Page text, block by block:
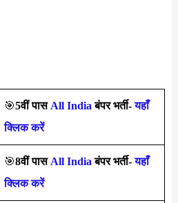
🎯5वीं पास All India बंपर भर्ती- यहाँ
क्लिक करें
🎯8वीं पास All India बंपर भर्ती- यहाँ
क्लिक करें